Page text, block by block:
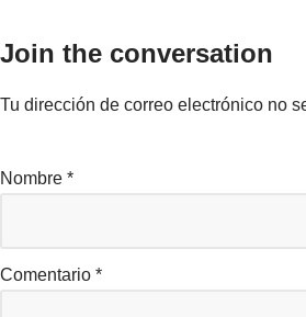
Join the conversation
Tu dirección de correo electrónico no
Nombre *
Comentario *